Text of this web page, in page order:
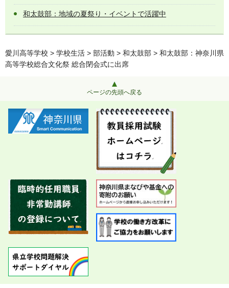
和太鼓部：地域の夏祭り・イベントで活躍中
愛川高等学校 > 学校生活 > 部活動 > 和太鼓部 > 和太鼓部：神奈川県
高等学校総合文化祭 総合閉会式に出席
ページの先頭へ戻る